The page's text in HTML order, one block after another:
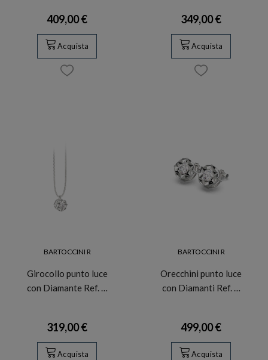
409,00 €
Acquista
349,00 €
Acquista
BARTOCCINI R
Girocollo punto luce
con Diamante Ref. …
319,00 €
Acquista
BARTOCCINI R
Orecchini punto luce
con Diamanti Ref. …
499,00 €
Acquista